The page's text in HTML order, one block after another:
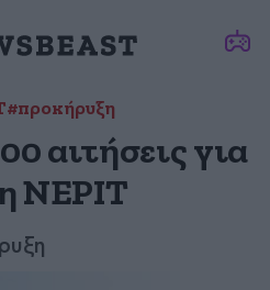
#προκήρυξη
αιτήσεις για
ΝΕΡΙΤ